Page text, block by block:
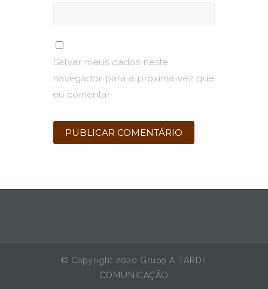
Salvar meus dados neste
navegador para a próxima vez que
eu comentar.
© Copyright 2020 Grupo A TARDE
COMUNICAÇÃO